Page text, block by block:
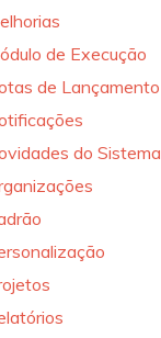
de Execução
de Lançamento
do Sistema